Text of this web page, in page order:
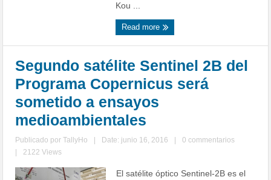
Kou ...
Read more
Segundo satélite Sentinel 2B del
Programa Copernicus será
sometido a ensayos
medioambientales
Publicado porTallyHo Date: junio 16, 2016
0 commentarios
2122 Views
El satélite óptico Sentinel-2B es el